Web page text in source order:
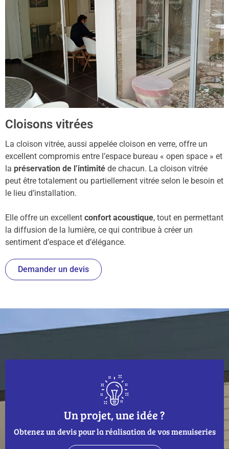
Cloisons vitrées
La cloison vitrée, aussi appelée cloison en verre, offre un
excellent compromis entre l’espace bureau « open space » et
la préservation de l’intimité de chacun. La cloison vitrée
peut être totalement ou partiellement vitrée selon le besoin et
le lieu d’installation.
Elle offre un excellent confort acoustique, tout en permettant
la diffusion de la lumière, ce qui contribue à créer un
sentiment d’espace et d’élégance.
Demander un devis
Un projet, une idée ?
Obtenez un devis pour la réalisation de vos menuiseries